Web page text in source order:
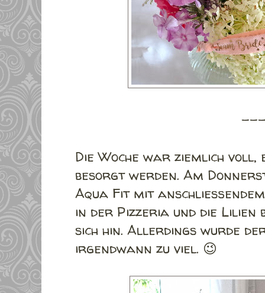
Die Woche war ziemlich voll,
besorgt werden. Am
Aqua Fit mit
in der Pizzeria und die Lilien
sich hin. Allerdings wurde
irgendwann zu viel. 😉